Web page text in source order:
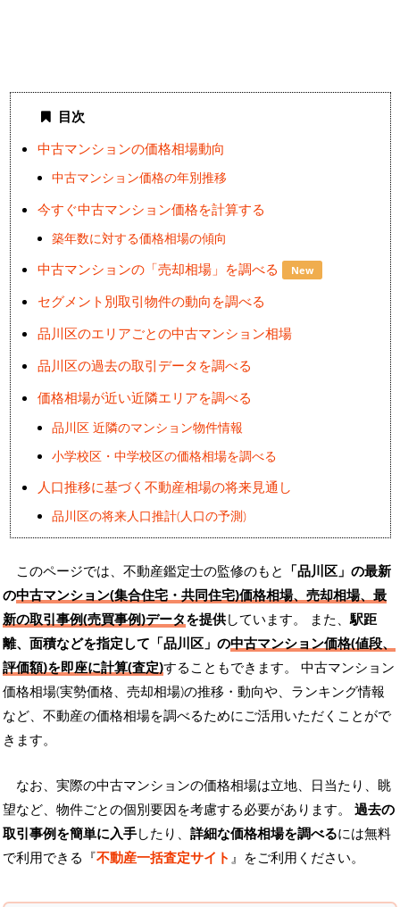
目次
中古マンションの価格相場動向
中古マンション価格の年別推移
今すぐ中古マンション価格を計算する
築年数に対する価格相場の傾向
中古マンションの「売却相場」を調べる New
セグメント別取引物件の動向を調べる
品川区のエリアごとの中古マンション相場
品川区の過去の取引データを調べる
価格相場が近い近隣エリアを調べる
品川区 近隣のマンション物件情報
小学校区・中学校区の価格相場を調べる
人口推移に基づく不動産相場の将来見通し
品川区の将来人口推計(人口の予測)
このページでは、不動産鑑定士の監修のもと 「品川区」の最新
の中古マンション(集合住宅・共同住宅)価格相場、売却相場、最
新の取引事例(売買事例)データを提供しています。 また、 駅距
離、面積などを指定して「品川区」の中古マンション価格(値段、
評価額)を即座に計算(査定)することもできます。 中古マンション
価格相場(実勢価格、売却相場)の推移・動向や、ランキング情報
など、不動産の価格相場を調べるためにご活用いただくことがで
きます。
なお、実際の中古マンションの価格相場は立地、日当たり、眺
望など、物件ごとの個別要因を考慮する必要があります。 過去の
取引事例を簡単に入手したり、 詳細な価格相場を調べるには無料
で利用できる『不動産一括査定サイト 』をご利用ください。